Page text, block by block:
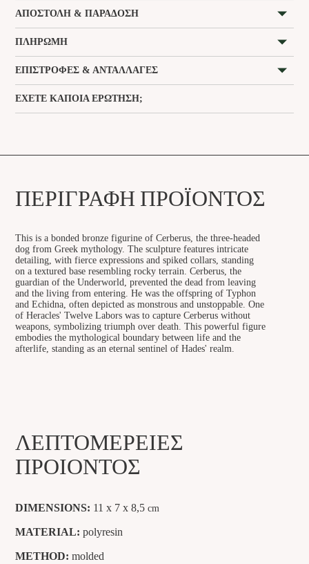
ΑΠΟΣΤΟΛΉ & ΠΑΡΆΔΟΣΗ
ΠΛΗΡΩΜΉ
ΕΠΙΣΤΡΟΦΈΣ & ΑΝΤΑΛΛΑΓΈΣ
ΈΧΕΤΕ ΚΆΠΟΙΑ ΕΡΏΤΗΣΗ;
ΠΕΡΙΓΡΑΦΉ ΠΡΟΪΌΝΤΟΣ
This is a bonded bronze figurine of Cerberus, the three-headed
dog from Greek mythology. The sculpture features intricate
detailing, with fierce expressions and spiked collars, standing
on a textured base resembling rocky terrain. Cerberus, the
guardian of the Underworld, prevented the dead from leaving
and the living from entering. He was the offspring of Typhon
and Echidna, often depicted as monstrous and unstoppable. One
of Heracles' Twelve Labors was to capture Cerberus without
weapons, symbolizing triumph over death. This powerful figure
embodies the mythological boundary between life and the
afterlife, standing as an eternal sentinel of Hades' realm.
ΛΕΠΤΟΜΈΡΕΙΕΣ
ΠΡΟΙΌΝΤΟΣ
DIMENSIONS: 11 x 7 x 8,5 cm
MATERIAL: polyresin
METHOD: molded